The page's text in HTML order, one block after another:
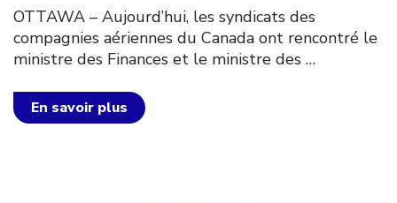
OTTAWA – Aujourd’hui, les syndicats des
compagnies aériennes du Canada ont rencontré le
ministre des Finances et le ministre des …
En savoir plus